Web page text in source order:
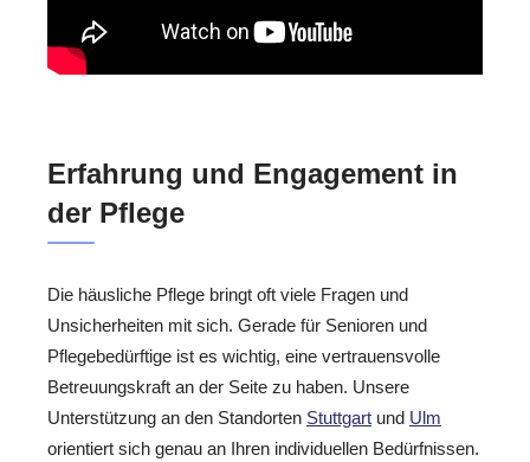
Erfahrung und Engagement in
der Pflege
Die häusliche Pflege bringt oft viele Fragen und
Unsicherheiten mit sich. Gerade für Senioren und
Pflegebedürftige ist es wichtig, eine vertrauensvolle
Betreuungskraft an der Seite zu haben. Unsere
Unterstützung an den Standorten Stuttgart und Ulm
orientiert sich genau an Ihren individuellen Bedürfnissen.